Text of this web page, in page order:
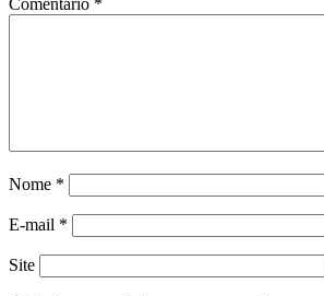
Comentário *
Nome *
E-mail *
Site